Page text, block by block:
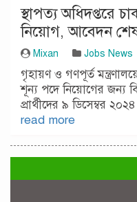
স্থাপত্য অধিদপ্তরে
নিয়োগ, আবেদন
Mixan Jobs News
গৃহায়ণ ও গণপূর্ত
শূন্য পদে নিয়োগের জন্য
প্রার্থীদের ৯ ডিসেম্বর
read more